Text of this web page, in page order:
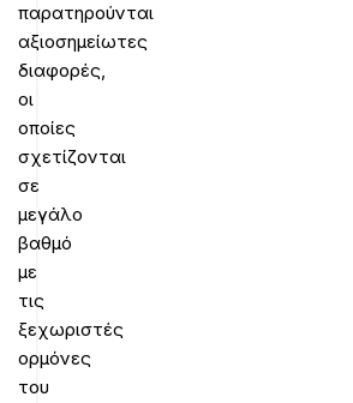
παρατηρούνται
αξιοσημείωτες
διαφορές,
οι
οποίες
σχετίζονται
σε
μεγάλο
βαθμό
με
τις
ξεχωριστές
ορμόνες
του